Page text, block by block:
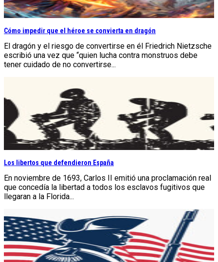
Cómo impedir que el héroe se convierta en dragón
El dragón y el riesgo de convertirse en él Friedrich Nietzsche
escribió una vez que “quien lucha contra monstruos debe
tener cuidado de no convertirse...
Los libertos que defendieron España
En noviembre de 1693, Carlos II emitió una proclamación real
que concedía la libertad a todos los esclavos fugitivos que
llegaran a la Florida...